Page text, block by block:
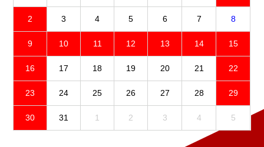
2 3 4 5 6 7 8
9 10 11 12 13 14 15
16 17 18 19 20 21 22
23 24 25 26 27 28 29
30 31 1 2 3 4 5